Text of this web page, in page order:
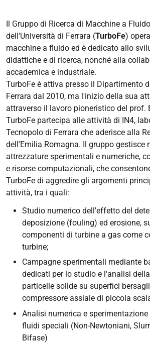
Il Gruppo di Ricerca di Macchine a
dell'Università di Ferrara (TurboFe)
macchine a fluido ed è dedicato allo
didattiche e di ricerca, nonché alla
accademica e industriale.
TurboFe è attiva presso il Dipartimento
Ferrara dal 2010, ma l'inizio della sua
attraverso il lavoro pioneristico del prof.
TurboFe partecipa alle attività di IN4,
Tecnopolo di Ferrara che aderisce alla
dell'Emilia Romagna. Il gruppo gestisce
attrezzature sperimentali e numeriche,
e risorse computazionali, che
TurboFe di aggredire gli argomenti
attività, tra i quali:
Studio numerico dell'effetto del
deposizione (fouling) ed erosione,
componenti di turbine a gas come
turbine;
Campagne sperimentali mediante
dedicati per lo studio e l'analisi
particelle solide su superfici
compressore assiale di piccola
Analisi numerica e
fluidi speciali (Non-Newtoniani,
Bifase)